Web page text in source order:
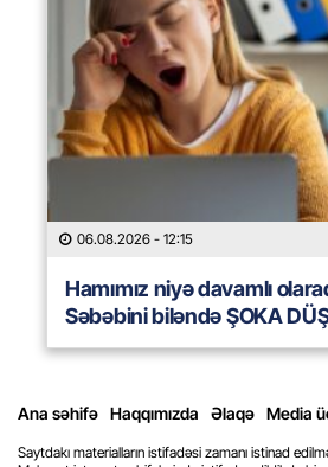
06.08.2026 - 12:15
Hamımız niyə davamlı
Səbəbini biləndə ŞOKA
Ana səhifə Haqqımızda Əlaqə Media
Saytdakı materialların istifadəsi zamanı istinad